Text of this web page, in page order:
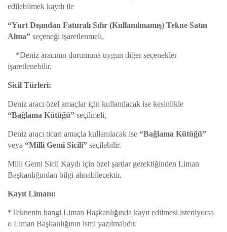
edilebilmek kaydı ile
“Yurt Dışından Faturalı Sıfır (Kullanılmamış) Tekne Satın
Alma” seçeneği işaretlenmeli,
*Deniz aracının durumuna uygun diğer seçenekler
işaretlenebilir.
Sicil Türleri:
Deniz aracı özel amaçlar için kullanılacak ise kesinlikle
“Bağlama Kütüğü” seçilmeli,
Deniz aracı ticari amaçla kullanılacak ise “Bağlama Kütüğü”
veya “Milli Gemi Sicili” seçilebilir.
Milli Gemi Sicil Kaydı için özel şartlar gerektiğinden Liman
Başkanlığından bilgi alınabilecektir.
Kayıt Limanı:
*Teknenin hangi Liman Başkanlığında kayıt edilmesi isteniyorsa
o Liman Başkanlığının ismi yazılmalıdır.